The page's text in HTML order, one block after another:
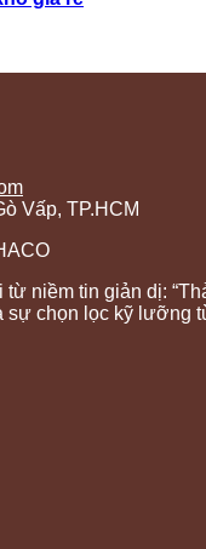
Vấp, TP.HCM
niềm tin giản dị:
sự chọn lọc kỹ